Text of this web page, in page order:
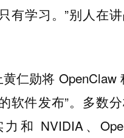
有学习。”别人在
仁勋将 OpenClaw
软件发布”。多数
和 NVIDIA、